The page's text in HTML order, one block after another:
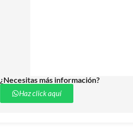
¿Necesitas más información?
Haz click aquí